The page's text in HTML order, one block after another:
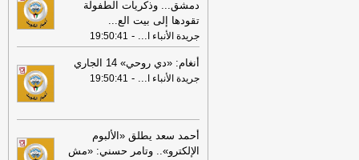
دمشق... وذكريات الطفولة
تقودها إلى بيت الع...
جريدة الأنباء ا ...
-
19:50:41
أنغام: «دي روحي» 14 الجاري
جريدة الأنباء ا ...
-
19:50:41
أحمد سعد يطلق «الألبوم
الإلكترو».. وتامر حسني: «مش